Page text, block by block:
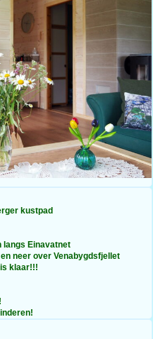
kustpad
langs Einavatnet
neer over Venabygdsfjellet
klaar!!!